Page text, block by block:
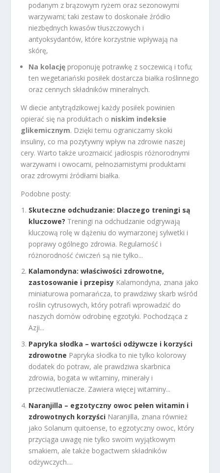
podanym z brązowym ryżem oraz sezonowymi
warzywami; taki zestaw to doskonałe źródło
niezbędnych kwasów tłuszczowych i
antyoksydantów, które korzystnie wpływają na
skórę,
Na kolację proponuję potrawkę z soczewicą i tofu;
ten wegetariański posiłek dostarcza białka roślinnego
oraz cennych składników mineralnych.
W diecie antytrądzikowej każdy posiłek powinien
opierać się na produktach o niskim indeksie
glikemicznym. Dzięki temu ograniczamy skoki
insuliny, co ma pozytywny wpływ na zdrowie naszej
cery. Warto także urozmaicić jadłospis różnorodnymi
warzywami i owocami, pełnoziarnistymi produktami
oraz zdrowymi źródłami białka.
Podobne posty:
Skuteczne odchudzanie: Dlaczego treningi są
kluczowe? Treningi na odchudzanie odgrywają
kluczową rolę w dążeniu do wymarzonej sylwetki i
poprawy ogólnego zdrowia. Regularność i
różnorodność ćwiczeń są nie tylko...
Kalamondyna: właściwości zdrowotne,
zastosowanie i przepisy Kalamondyna, znana jako
miniaturowa pomarańcza, to prawdziwy skarb wśród
roślin cytrusowych, który potrafi wprowadzić do
naszych domów odrobinę egzotyki. Pochodząca z
Azji...
Papryka słodka – wartości odżywcze i korzyści
zdrowotne Papryka słodka to nie tylko kolorowy
dodatek do potraw, ale prawdziwa skarbnica
zdrowia, bogata w witaminy, minerały i
przeciwutleniacze. Zawiera więcej witaminy...
Naranjilla – egzotyczny owoc pełen witamin i
zdrowotnych korzyści Naranjilla, znana również
jako Solanum quitoense, to egzotyczny owoc, który
przyciąga uwagę nie tylko swoim wyjątkowym
smakiem, ale także bogactwem składników
odżywczych....